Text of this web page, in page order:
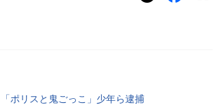
「ポリスと鬼ごっこ」少年ら逮捕